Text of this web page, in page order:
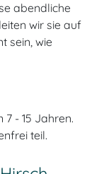
abendliche
wir sie auf
sein, wie
- 15 Jahren.
teil.